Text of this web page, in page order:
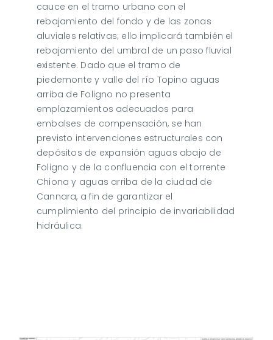
cauce en el tramo urbano con el
rebajamiento del fondo y de las zonas
aluviales relativas; ello implicará también el
rebajamiento del umbral de un paso fluvial
existente. Dado que el tramo de
piedemonte y valle del río Topino aguas
arriba de Foligno no presenta
emplazamientos adecuados para
embalses de compensación, se han
previsto intervenciones estructurales con
depósitos de expansión aguas abajo de
Foligno y de la confluencia con el torrente
Chiona y aguas arriba de la ciudad de
Cannara, a fin de garantizar el
cumplimiento del principio de invariabilidad
hidráulica.